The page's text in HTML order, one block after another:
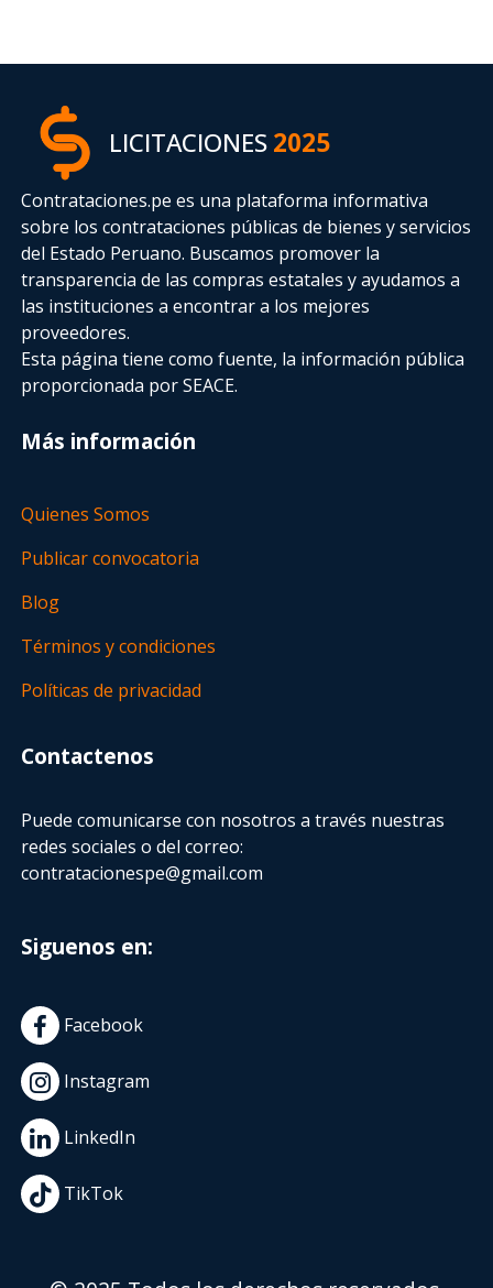
LICITACIONES2025
Contrataciones.pe es una plataforma informativa
sobre los contrataciones públicas de bienes y servicios
del Estado Peruano. Buscamos promover la
transparencia de las compras estatalesy ayudamos a
las instituciones a encontrar a los mejores
proveedores.
Esta página tiene como fuente, la información pública
proporcionada por SEACE.
Más información
Quienes Somos
Publicar convocatoria
Blog
Términos y condiciones
Políticas de privacidad
Contactenos
Puede comunicarse con nosotros a través nuestras
redes sociales o del correo:
contratacionespe@gmail.com
Siguenos en:
Facebook
Instagram
LinkedIn
TikTok